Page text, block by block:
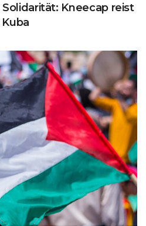
Kneecap reist